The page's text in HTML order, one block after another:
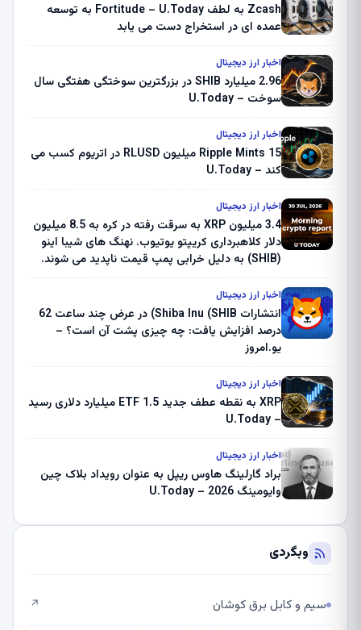
Zcash به لطف Fortitude – U.Today به توسعه
عمده ای در استخراج دست می یابد
اخبار ارز دیجیتال
2.96 میلیارد SHIB در بزرگترین سوختگی هفتگی سال
سوخت – U.Today
اخبار ارز دیجیتال
Ripple Mints 15 میلیون RLUSD در اتریوم کسب می
کند – U.Today
اخبار ارز دیجیتال
3.4 میلیون XRP به سرقت رفته در کره به 8.5 میلیون
دلار کلاهبرداری کریپتو یوتیوب. نهنگ های شیبا اینو
(SHIB) به دلیل خرابی پمپ قیمت ناپدید می شوند.
ثبت کرد – گزارش کریپتو صبح – U.Today
اخبار ارز دیجیتال
انتشارات Shiba Inu (SHIB) در عرض چند ساعت 62
درصد افزایش یافت: چه چیزی پشت آن است؟ –
یو.امروز
اخبار ارز دیجیتال
XRP به نقطه عطف جدید ETF 1.5 میلیارد دلاری رسید
– U.Today
اخبار ارز دیجیتال
براد گارلینگ هاوس ریپل به عنوان رویداد بلاک چین
وایومینگ 2026 – U.Today
وبگردی
سیم و کابل برق کوشان ↗